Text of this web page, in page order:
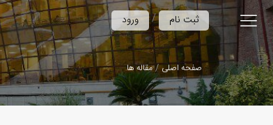
ورود / ثبت نام
صفحه اصلی مقاله ها